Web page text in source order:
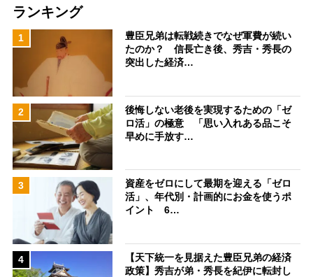
ランキング
1
豊臣兄弟は転戦続きでなぜ軍費が続い
たのか？ 信長亡き後、秀吉・秀長の
突出した経済…
2
後悔しない老後を実現するための「ゼ
ロ活」の極意 「思い入れある品こそ
早めに手放す…
3
資産をゼロにして最期を迎える「ゼロ
活」、年代別・計画的にお金を使うポ
イント 6…
4
【天下統一を見据えた豊臣兄弟の経済
政策】秀吉が弟・秀長を紀伊に転封し